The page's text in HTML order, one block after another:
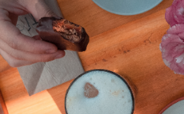
ARTE & CULTURA
MÚSICA